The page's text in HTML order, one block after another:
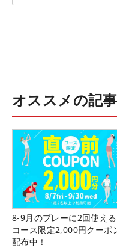
オススメの記事
8-9月のプレーに2回使える
コース限定2,000円クーポ
配布中！